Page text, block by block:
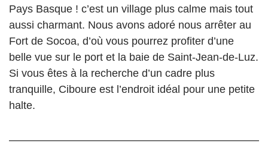
Pays Basque ! c’est un village plus calme mais tout
aussi charmant. Nous avons adoré nous arrêter au
Fort de Socoa, d’où vous pourrez profiter d’une
belle vue sur le port et la baie de Saint-Jean-de-Luz.
Si vous êtes à la recherche d’un cadre plus
tranquille, Ciboure est l’endroit idéal pour une petite
halte.